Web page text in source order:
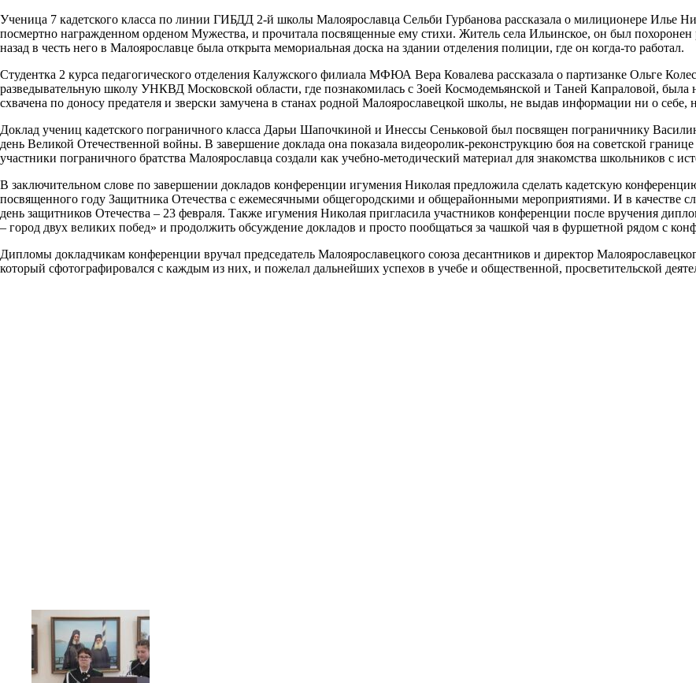
Ученица 7 кадетского класса по линии ГИБДД 2-й школы Малоярославца Сельби Гурбанова рассказала о милиционере Илье
посмертно награжденном орденом Мужества, и прочитала посвященные ему стихи. Житель села Ильинское, он был
назад в честь него в Малоярославце была открыта мемориальная доска на здании отделения полиции, где он когда-то работал.
Студентка 2 курса педагогического отделения Калужского филиала МФЮА Вера Ковалева рассказала о партизанке Ольге
разведывательную школу УНКВД Московской области, где познакомилась с Зоей Космодемьянской и Таней Капраловой, была
схвачена по доносу предателя и зверски замучена в станах родной Малоярославецкой школы, не выдав информации ни о себе,
Доклад учениц кадетского пограничного класса Дарьи Шапочкиной и Инессы Сеньковой был посвящен пограничнику
день Великой Отечественной войны. В завершение доклада она показала видеоролик-реконструкцию боя на советской
участники пограничного братства Малоярославца создали как учебно-методический материал для знакомства школьников с
В заключительном слове по завершении докладов конференции игумения Николая предложила сделать кадетскую
посвященного году Защитника Отечества с ежемесячными общегородскими и общерайонными мероприятиями. И в качестве
день защитников Отечества – 23 февраля. Также игумения Николая пригласила участников конференции после вручения
– город двух великих побед» и продолжить обсуждение докладов и просто пообщаться за чашкой чая в фуршетной рядом с
Дипломы докладчикам конференции вручал председатель Малоярославецкого союза десантников и директор
который сфотографировался с каждым из них, и пожелал дальнейших успехов в учебе и общественной, просветительской